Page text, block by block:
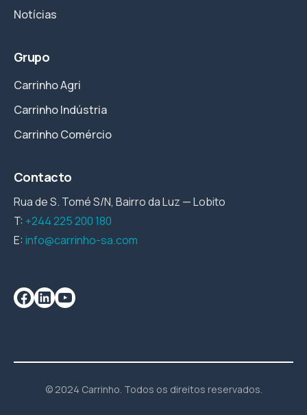
Notícias
Grupo
Carrinho Agri
Carrinho Indústria
Carrinho Comércio
Contacto
Rua de S. Tomé S/N, Bairro da Luz — Lobito
T: +244 225 200 180
E:info@carrinho-sa.com
© 2024 Carrinho. Todos os direitos reservados.